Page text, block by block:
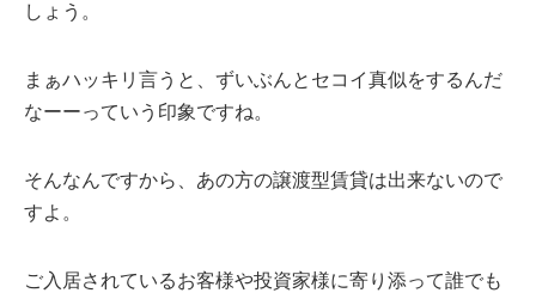
しょう。
まぁハッキリ言うと、ずいぶんとセコイ真似をするんだ
なーーっていう印象ですね。
そんなんですから、あの方の譲渡型賃貸は出来ないので
すよ。
ご入居されているお客様や投資家様に寄り添って誰でも